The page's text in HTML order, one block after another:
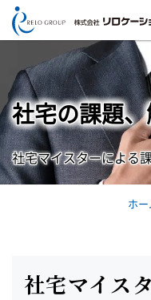
社宅の課題
社宅マイスターによる
ホー
社宅マイス